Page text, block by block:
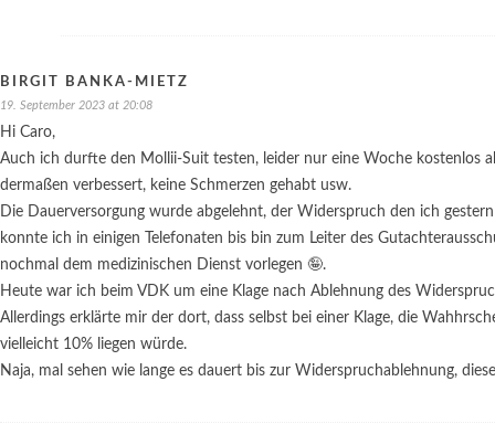
BIRGIT BANKA-MIETZ
19. September 2023 at 20:08
Hi Caro,
Auch ich durfte den Mollii-Suit testen, leider nur eine Woche kostenlos
dermaßen verbessert, keine Schmerzen gehabt usw.
Die Dauerversorgung wurde abgelehnt, der Widerspruch den ich
konnte ich in einigen Telefonaten bis bin zum Leiter des
nochmal dem medizinischen Dienst vorlegen 🤪.
Heute war ich beim VDK um eine Klage nach Ablehnung des
Allerdings erklärte mir der dort, dass selbst bei einer Klage, die
vielleicht 10% liegen würde.
Naja, mal sehen wie lange es dauert bis zur Widerspruchablehnung,